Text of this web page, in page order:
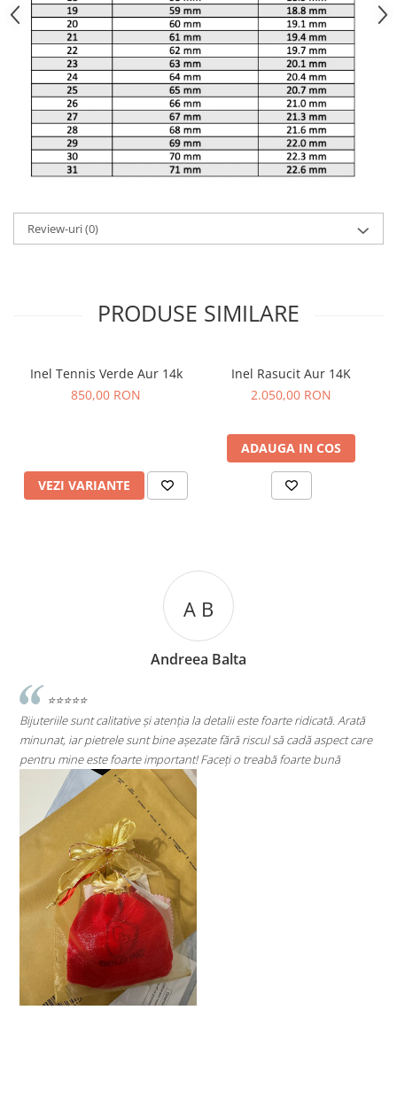
Review-uri(0)
PRODUSE SIMILARE
Inel Tennis Verde Aur 14k
850,00 RON
VEZI VARIANTE
Inel Rasucit Aur 14K
2.050,00 RON
ADAUGA IN COS
este foarte ridicată. Arată
riscul să cadă aspect care
o treabă foarte bună
⭐⭐⭐⭐⭐
Super mulțumită!! Sunt superbi cerceii!!!